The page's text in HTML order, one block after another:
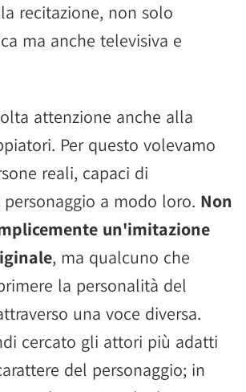
recitazione, non solo
ma anche televisiva e
attenzione anche alla
Per questo volevamo
reali, capaci di
a modo loro. Non
un'imitazione
, ma qualcuno che
la personalità del
una voce diversa.
cercato gli attori più adatti
del personaggio; in